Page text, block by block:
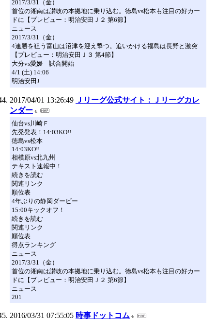
2017/3/31（金）
首位の湘南は讃岐の本拠地に乗り込む。徳島vs松本も注目の好カー
ドに【プレビュー：明治安田Ｊ２ 第6節】
ニュース
2017/3/31（金）
4連勝を狙う富山は沼津を迎え撃つ。追いかける福島は長野と激突
【プレビュー：明治安田Ｊ３ 第4節】
大分vs愛媛 試合開始
4/1 (土) 14:06
明治安田J
2017/04/01 13:26:49 Ｊリーグ公式サイト：Ｊリーグカレ
ンダー
仙台vs川崎Ｆ
先発発表！14:03KO!!
徳島vs松本
14:03KO!!
相模原vs北九州
テキスト速報中！
続きを読む
関連リンク
順位表
4年ぶりの静岡ダービー
15:00キックオフ！
続きを読む
関連リンク
順位表
得点ランキング
ニュース
2017/3/31（金）
首位の湘南は讃岐の本拠地に乗り込む。徳島vs松本も注目の好カー
ドに【プレビュー：明治安田Ｊ２ 第6節】
ニュース
201
2016/03/31 07:55:05 時事ドットコム